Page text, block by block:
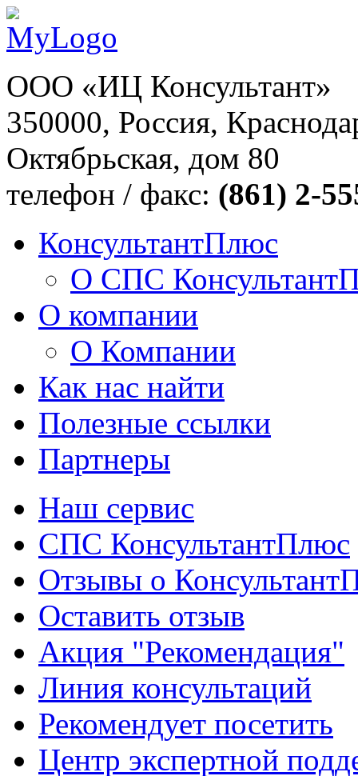
ООО «ИЦ Консультант»
350000, Россия,
Октябрьская, дом 80
телефон / факс: (861) 2-
КонсультантПлюс
О СПС
О компании
О Компании
Как нас найти
Полезные ссылки
Партнеры
Наш сервис
СПС КонсультантПлюс
Отзывы о
Оставить отзыв
Акция "Рекомендация"
Линия консультаций
Рекомендует посетить
Центр экспертной